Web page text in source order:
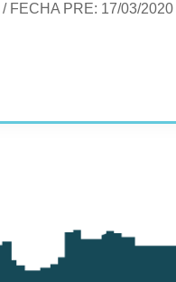
/ FECHA PRE: 17/03/2020